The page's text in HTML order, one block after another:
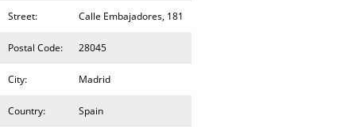
Street: Calle Embajadores, 181
Postal Code: 28045
City: Madrid
Country: Spain